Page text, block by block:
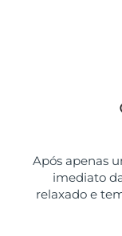
Após apenas
imediato
relaxado e